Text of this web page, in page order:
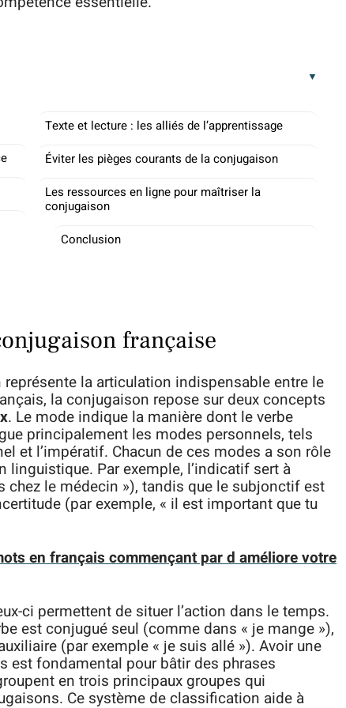
Texte et lecture : les alliés de l’apprentissage
Éviter les pièges courants de la conjugaison
Les ressources en ligne pour maîtriser la
conjugaison
Conclusion
française
la articulation indispensable entre le
la conjugaison repose sur deux concepts
. Le mode indique la manière dont le verbe
principalement les modes personnels, tels
et l’impératif. Chacun de ces modes a son rôle
linguistique. Par exemple, l’indicatif sert à
le médecin »), tandis que le subjonctif est
(par exemple, « il est important que tu
en français commençant par d améliore votre
ci permettent de situer l’action dans le temps.
est conjugué seul (comme dans « je mange »),
(par exemple « je suis allé »). Avoir une
fondamental pour bâtir des phrases
en trois principaux groupes qui
Ce système de classification aide à